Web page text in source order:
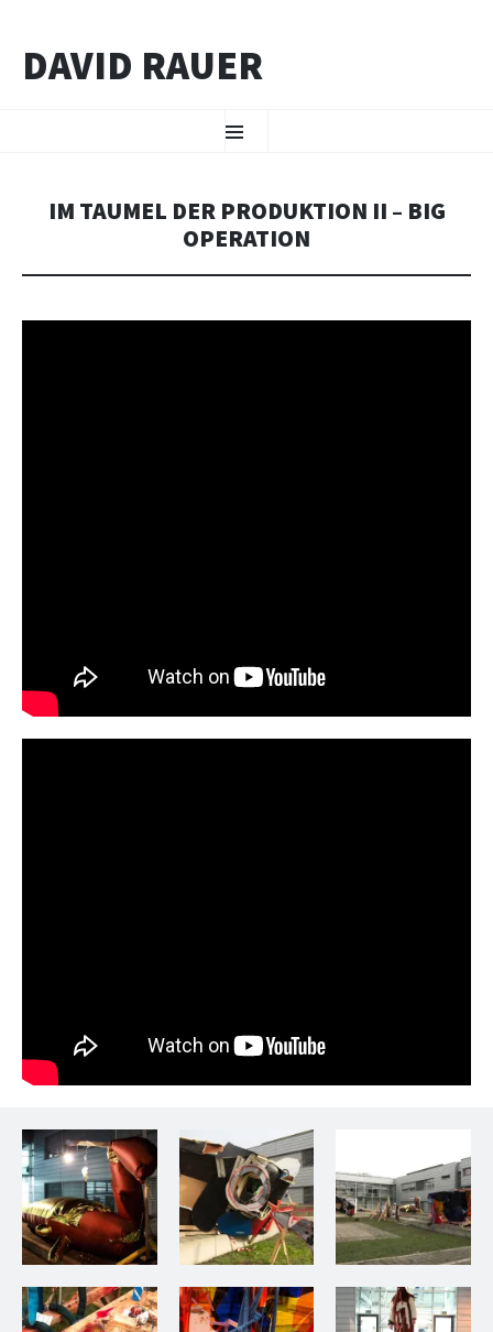
DAVID RAUER
IM TAUMEL DER PRODUKTION II – BIG
OPERATION